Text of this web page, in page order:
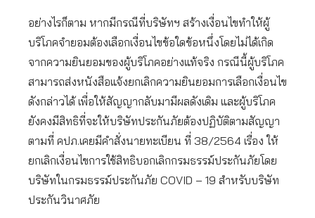
อย่างไรก็ตาม หากมีกรณีที่บริษัทฯ สร้างเงื่อนไขทำให้ผู้
บริโภคจำยอมต้องเลือกเงื่อนไขข้อใดข้อหนึ่งโดยไม่ได้เกิด
จากความยินยอมของผู้บริโภคอย่างแท้จริง กรณีนี้ผู้บริโภค
สามารถส่งหนังสือแจ้งยกเลิกความยินยอมการเลือกเงื่อนไข
ดังกล่าวได้ เพื่อให้สัญญากลับมามีผลดังเดิม และผู้บริโภค
ยังคงมีสิทธิที่จะให้บริษัทประกันภัยต้องปฏิบัติตามสัญญา
ตามที่ คปภ.เคยมีคำสั่งนายทะเบียน ที่ 38/2564 เรื่อง ให้
ยกเลิกเงื่อนไขการใช้สิทธิบอกเลิกกรมธรรม์ประกันภัยโดย
บริษัทในกรมธรรม์ประกันภัย COVID – 19 สำหรับบริษัท
ประกันวินาศภัย